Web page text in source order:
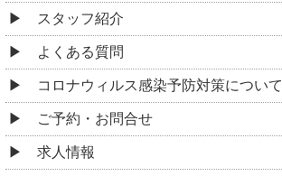
スタッフ紹介
よくある質問
コロナウィルス感染予防対策について
ご予約・お問合せ
求人情報